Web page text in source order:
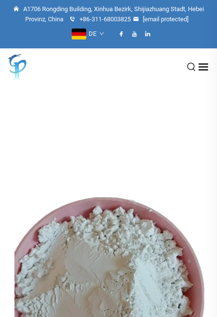
A1706 Rongding Building, Xinhua Bezirk, Shijiazhuang Stadt, Hebei
Provinz, China
+86-311-68003825
[email protected]
DE